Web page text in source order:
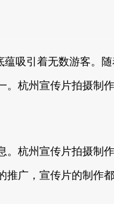
吸引着无数游客。
杭州宣传片拍摄制
杭州宣传片拍摄制
广，宣传片的制作